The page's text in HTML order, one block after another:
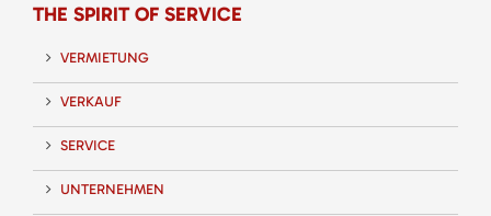
THE SPIRIT OF SERVICE
VERMIETUNG
VERKAUF
SERVICE
UNTERNEHMEN